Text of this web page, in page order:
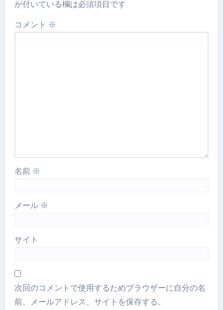
が付いている欄は必須項目です
コメント ※
名前 ※
メール ※
サイト
次回のコメントで使用するためブラウザーに自分の名
前、メールアドレス、サイトを保存する。